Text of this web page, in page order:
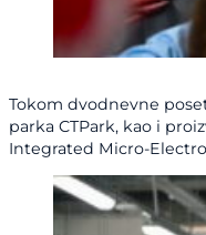
Tokom dvodnevne
parka CTPark, kao i
Integrated Micro-